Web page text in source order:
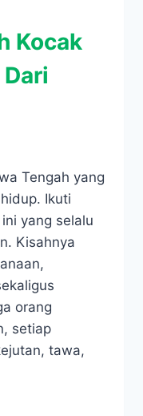
Kocak
Tengah yang
Ikuti
yang selalu
Kisahnya
orang
setiap
tawa,